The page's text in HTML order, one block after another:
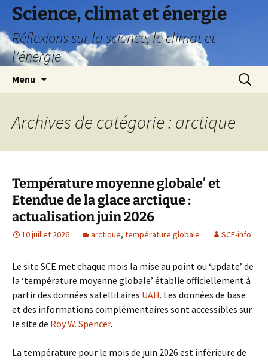
Science, climat et énergie
Réflexions sur la science, le climat et
l'énergie
Menu
Archives de catégorie : arctique
Température moyenne globale’ et
Etendue de la glace arctique :
actualisation juin 2026
10 juillet 2026 arctique, température globale SCE-info
Le site SCE met chaque mois la mise au point ou ‘update’ de
la ‘température moyenne globale’ établie officiellement à
partir des données satellitaires UAH. Les données de base
et des informations complémentaires sont accessibles sur
le site de Roy W. Spencer.
La température pour le mois de juin 2026 est inférieure de